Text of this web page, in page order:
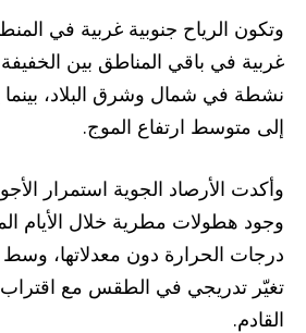
وتكون الرياح جنوبية غربية في
غربية في باقي المناطق بين
نشطة في شمال وشرق البلاد، بينما
إلى متوسط ارتفاع الموج.
وأكدت الأرصاد الجوية استمرار
وجود هطولات مطرية خلال الأيام
درجات الحرارة دون معدلاتها،
تغيّر تدريجي في الطقس مع
القادم.